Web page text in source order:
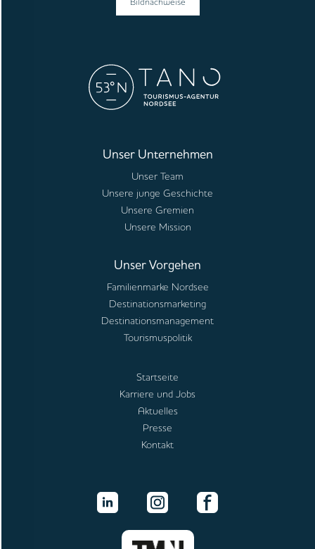
Unser Unternehmen
Unser Team
Unsere junge Geschichte
Unsere Gremien
Unsere Mission
Unser Vorgehen
Familienmarke Nordsee
Destinationsmarketing
Destinationsmanagement
Tourismuspolitik
Startseite
Karriere und Jobs
Aktuelles
Presse
Kontakt